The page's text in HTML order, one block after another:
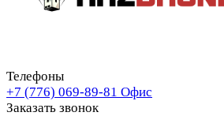
Телефоны
+7 (776) 069-89-81 Офис
Заказать звонок